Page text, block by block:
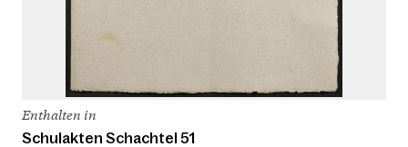
Enthalten in
Schulakten Schachtel 51